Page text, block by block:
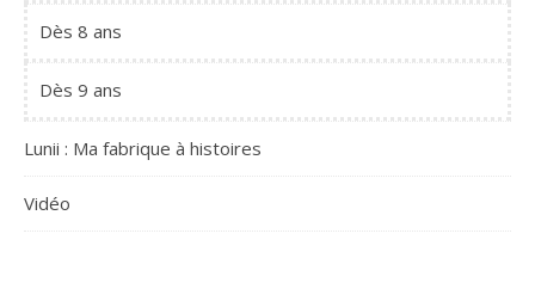
Dès 8 ans
Dès 9 ans
Lunii : Ma fabrique à histoires
Vidéo